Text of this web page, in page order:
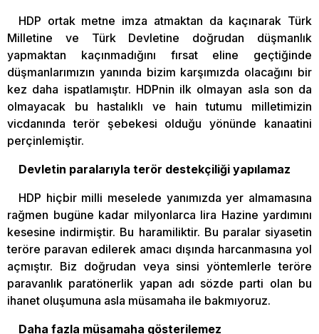
HDP ortak metne imza atmaktan da kaçınarak Türk
Milletine ve Türk Devletine doğrudan düşmanlık
yapmaktan kaçınmadığını fırsat eline geçtiğinde
düşmanlarımızın yanında bizim karşımızda olacağını bir
kez daha ispatlamıştır. HDPnin ilk olmayan asla son da
olmayacak bu hastalıklı ve hain tutumu milletimizin
vicdanında terör şebekesi olduğu yönünde kanaatini
perçinlemiştir.
Devletin paralarıyla terör destekçiliği yapılamaz
HDP hiçbir milli meselede yanımızda yer almamasına
rağmen bugüne kadar milyonlarca lira Hazine yardımını
kesesine indirmiştir. Bu haramiliktir. Bu paralar siyasetin
teröre paravan edilerek amacı dışında harcanmasına yol
açmıştır. Biz doğrudan veya sinsi yöntemlerle teröre
paravanlık paratönerlik yapan adı sözde parti olan bu
ihanet oluşumuna asla müsamaha ile bakmıyoruz.
Daha fazla müsamaha gösterilemez